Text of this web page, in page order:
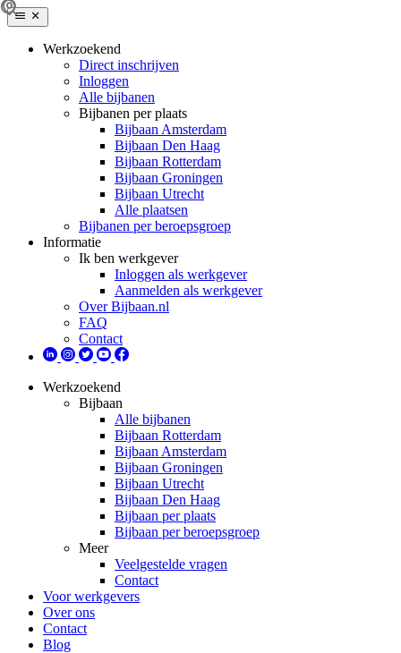
Werkzoekend
Direct inschrijven
Inloggen
Alle bijbanen
Bijbanen per plaats
Bijbaan Amsterdam
Bijbaan Den Haag
Bijbaan Rotterdam
Bijbaan Groningen
Bijbaan Utrecht
Alle plaatsen
Bijbanen per beroepsgroep
Informatie
Ik ben werkgever
Inloggen als werkgever
Aanmelden als werkgever
Over Bijbaan.nl
FAQ
Contact
Werkzoekend
Bijbaan
Alle bijbanen
Bijbaan Rotterdam
Bijbaan Amsterdam
Bijbaan Groningen
Bijbaan Utrecht
Bijbaan Den Haag
Bijbaan per plaats
Bijbaan per beroepsgroep
Meer
Veelgestelde vragen
Contact
Voor werkgevers
Over ons
Contact
Blog